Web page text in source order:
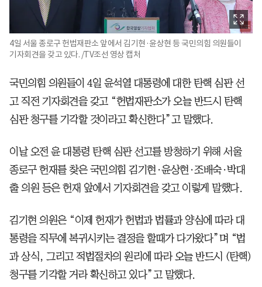
4일 서울 종로구 헌법재판소 앞에서 김기현·윤상현 등 국민의힘 의원들이
기자회견을 갖고 있다. /TV조선 영상 캡처
국민의힘 의원들이 4일 윤석열 대통령에 대한 탄핵 심판 선
고 직전 기자회견을 갖고 “헌법재판소가 오늘 반드시 탄핵
심판 청구를 기각할 것이라고 확신한다”고 말했다.
이날 오전 윤 대통령 탄핵 심판 선고를 방청하기 위해 서울
종로구 헌재를 찾은 국민의힘 김기현·윤상현·조배숙·박대
출 의원 등은 헌재 앞에서 기자회견을 갖고 이렇게 말했다.
김기현 의원은 “이제 헌재가 헌법과 법률과 양심에 따라 대
통령을 직무에 복귀시키는 결정을 할때가 다가왔다”며 “법
과 상식, 그리고 적법절차의 원리에 따라 오늘 반드시 (탄핵)
청구를 기각할 거라 확신하고 있다”고 말했다.